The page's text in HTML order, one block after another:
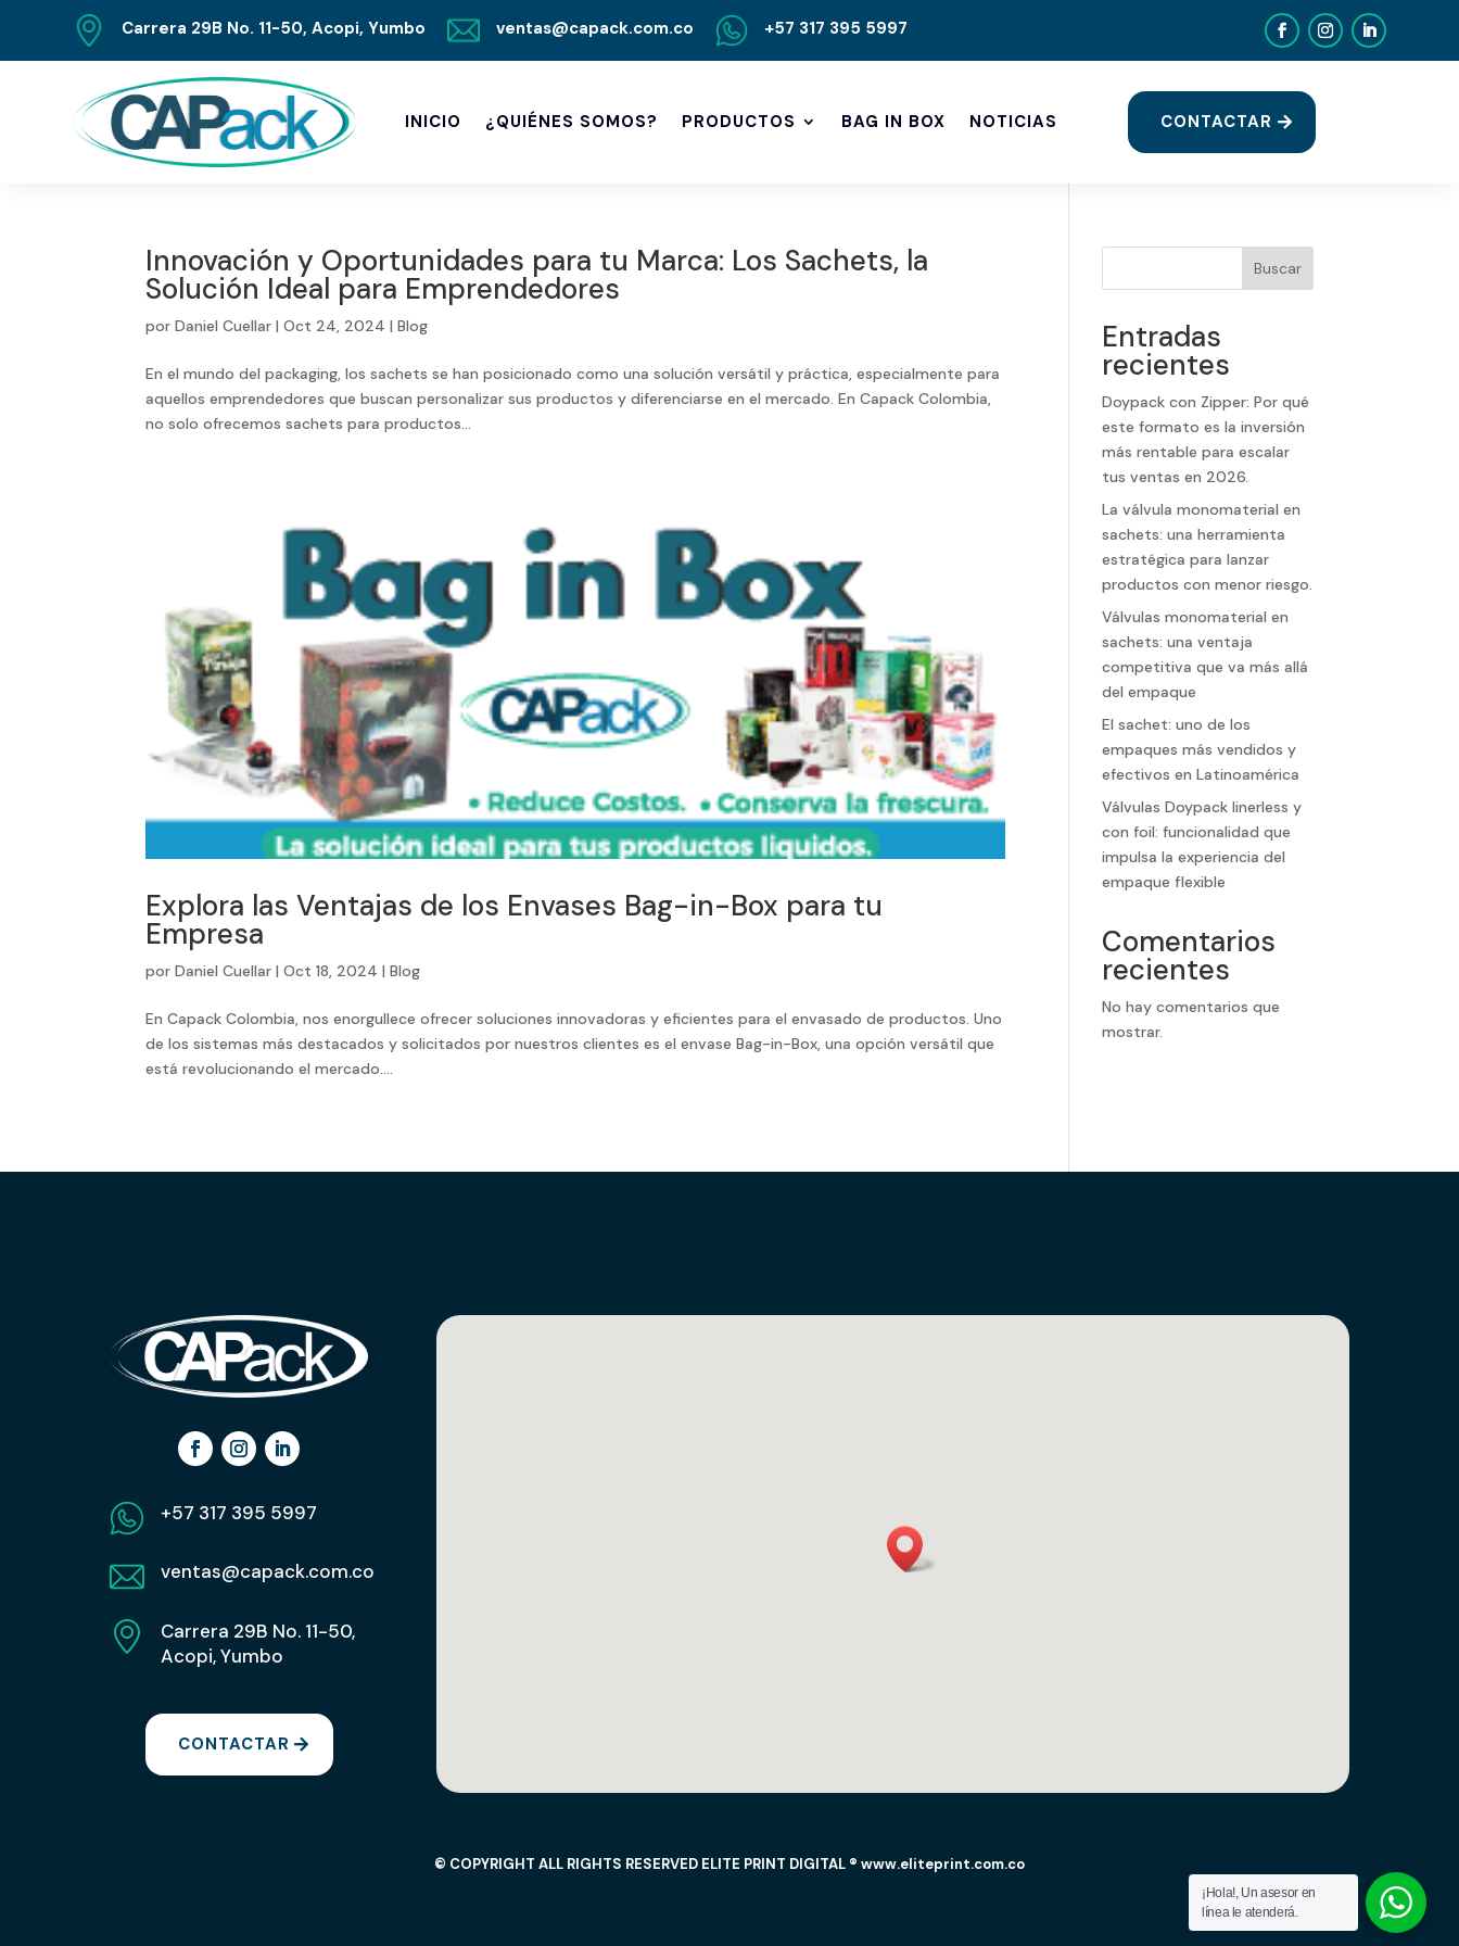
Carrera 29B No. 11-50, Acopi, Yumbo ventas@capack.com.co +57 317 395 5997
INICIO ¿QUIÉNES SOMOS? PRODUCTOS BAG IN BOX NOTICIAS CONTACTAR
Innovación y Oportunidades para tu Marca: Los Sachets, la
Solución Ideal para Emprendedores
porDaniel Cuellar |Oct 24, 2024 |Blog
En el mundo del packaging, los sachets se han posicionado como una solución versátil y práctica, especialmente para
aquellos emprendedores que buscan personalizar sus productos y diferenciarse en el mercado. En Capack Colombia,
no solo ofrecemos sachets para productos...
Explora las Ventajas de los Envases Bag-in-Box para tu
Empresa
porDaniel Cuellar |Oct 18, 2024 |Blog
En Capack Colombia, nos enorgullece ofrecer soluciones innovadoras y eficientes para el envasado de productos. Uno
de los sistemas más destacados y solicitados por nuestros clientes es el envase Bag-in-Box, una opción versátil que
está revolucionando el mercado....
Buscar
Entradas
recientes
Doypack con Zipper: Por qué
este formato es la inversión
más rentable para escalar
tus ventas en 2026.
La válvula monomaterial en
sachets: una herramienta
estratégica para lanzar
productos con menor riesgo.
Válvulas monomaterial en
sachets: una ventaja
competitiva que va más allá
del empaque
El sachet: uno de los
empaques más vendidos y
efectivos en Latinoamérica
Válvulas Doypack linerless y
con foil: funcionalidad que
impulsa la experiencia del
empaque flexible
Comentarios
recientes
No hay comentarios que
mostrar.
+57 317 395 5997
ventas@capack.com.co
Carrera 29B No. 11-50,
Acopi, Yumbo
CONTACTAR
© COPYRIGHT ALL RIGHTS RESERVED ELITE PRINT DIGITAL ® www.eliteprint.com.co
¡Hola!, Un asesor en
línea le atenderá.